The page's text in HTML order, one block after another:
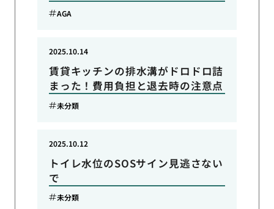
AGA
賃貸キッチンの排水溝がドロドロ詰
まった！費用負担と退去時の注意点
2025.10.14
未分類
トイレ水位のSOSサイン見逃さない
で
2025.10.12
未分類